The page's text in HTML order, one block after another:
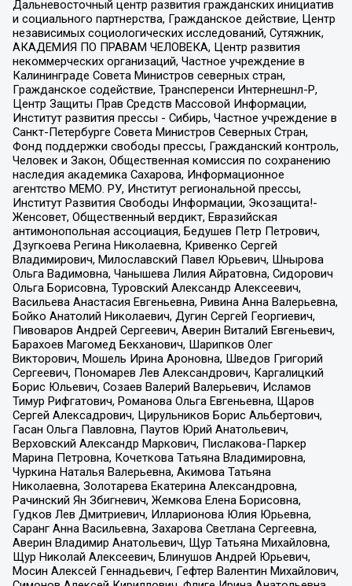
Дальневосточный центр развития гражданских инициатив
и социального партнерства, Гражданское действие, Центр
независимых социологических исследований, Сутяжник,
АКАДЕМИЯ ПО ПРАВАМ ЧЕЛОВЕКА, Центр развития
некоммерческих организаций, Частное учреждение в
Калининграде Совета Министров северных стран,
Гражданское содействие, Трансперенси Интернешнл-Р,
Центр Защиты Прав Средств Массовой Информации,
Институт развития прессы - Сибирь, Частное учреждение в
Санкт-Петербурге Совета Министров Северных Стран,
Фонд поддержки свободы прессы, Гражданский контроль,
Человек и Закон, Общественная комиссия по сохранению
наследия академика Сахарова, Информационное
агентство МЕМО. РУ, Институт региональной прессы,
Институт Развития Свободы Информации, Экозащита!-
Женсовет, Общественный вердикт, Евразийская
антимонопольная ассоциация, Бедушев Петр Петрович,
Дзугкоева Регина Николаевна, Кривенко Сергей
Владимирович, Милославский Павел Юрьевич, Шнырова
Ольга Вадимовна, Чанышева Лилия Айратовна, Сидорович
Ольга Борисовна, Туровский Александр Алексеевич,
Васильева Анастасия Евгеньевна, Ривина Анна Валерьевна,
Бойко Анатолий Николаевич, Дугин Сергей Георгиевич,
Пивоваров Андрей Сергеевич, Аверин Виталий Евгеньевич,
Барахоев Магомед Бекханович, Шарипков Олег
Викторович, Мошель Ирина Ароновна, Шведов Григорий
Сергеевич, Пономарев Лев Александрович, Каргалицкий
Борис Юльевич, Созаев Валерий Валерьевич, Исламов
Тимур Рифгатович, Романова Ольга Евгеньевна, Щаров
Сергей Алексадрович, Цирульников Борис Альбертович,
Гасан Ольга Павловна, Паутов Юрий Анатольевич,
Верховский Александр Маркович, Пислакова-Паркер
Марина Петровна, Кочеткова Татьяна Владимировна,
Чуркина Наталья Валерьевна, Акимова Татьяна
Николаевна, Золотарева Екатерина Александровна,
Рачинский Ян Збигневич, Жемкова Елена Борисовна,
Гудков Лев Дмитриевич, Илларионова Юлия Юрьевна,
Саранг Анна Васильевна, Захарова Светлана Сергеевна,
Аверин Владимир Анатольевич, Щур Татьяна Михайловна,
Щур Николай Алексеевич, Блинушов Андрей Юрьевич,
Мосин Алексей Геннадьевич, Гефтер Валентин Михайлович,